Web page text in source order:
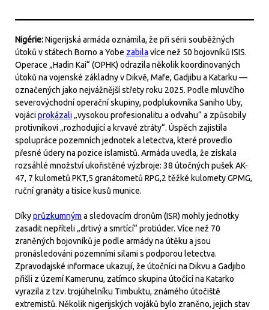
Nigérie:Nigerijská armáda oznámila, že při sérii souběžných
útoků v státech Borno a Yobe zabila více než 50 bojovníků ISIS.
Operace „Hadin Kai“ (OPHK) odrazila několik koordinovaných
útoků na vojenské základny v Dikvě, Mafe, Gadjibu a Katarku —
označených jako nejvážnější střety roku 2025. Podle mluvčího
severovýchodní operační skupiny, podplukovníka Saniho Uby,
vojáciprokázali „vysokou profesionalitu a odvahu“ a způsobily
protivníkovi „rozhodující a krvavé ztráty“. Úspěch zajistila
spolupráce pozemních jednotek a letectva, které provedlo
přesné údery na pozice islamistů. Armáda uvedla, že získala
rozsáhlé množství ukořistěné výzbroje: 38 útočných pušek AK-
47, 7 kulometů PKT,5 granátometů RPG,2 těžké kulomety GPMG,
ruční granáty a tisíce kusů munice.
Díkyprůzkumným a sledovacím dronům (ISR) mohly jednotky
zasadit nepříteli „drtivý a smrtící“ protiúder. Více než 70
zraněných bojovníků je podle armády na útěku a jsou
pronásledováni pozemními silami s podporou letectva.
Zpravodajské informace ukazují, že útočníci na Dikvu a Gadjibo
přišli z území Kamerunu, zatímco skupina útočící na Katarko
vyrazila z tzv. trojúhelníku Timbuktu, známého útočiště
extremistů. Několik nigerijských vojáků bylo zraněno, jejich stav